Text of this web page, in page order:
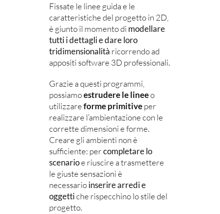
Fissate le linee guida e le
caratteristiche del progetto in 2D,
è giunto il momento di modellare
tutti i dettagli e dare loro
tridimensionalità ricorrendo ad
appositi software 3D professionali.
Grazie a questi programmi,
possiamoestrudere le lineeo
utilizzareforme primitiveper
realizzare l’ambientazione con le
corrette dimensioni e forme.
Creare gli ambienti non è
sufficiente: percompletare lo
scenarioe riuscire a trasmettere
le giuste sensazioni è
necessarioinserire arredi e
oggettiche rispecchino lo stile del
progetto.